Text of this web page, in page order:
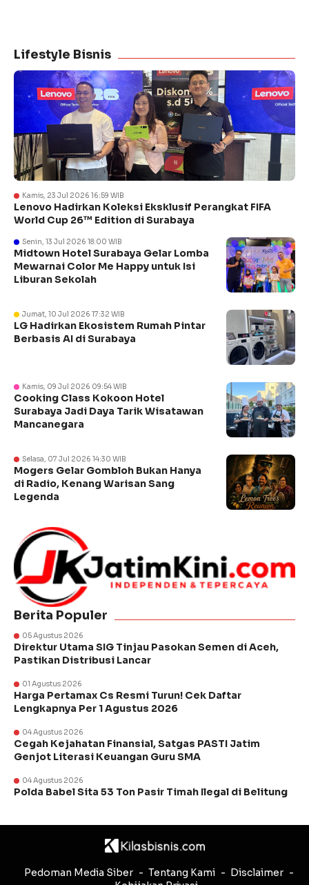
Lifestyle Bisnis
Kamis, 23 Jul 2026 16:59 WIB
Lenovo Hadirkan Koleksi Eksklusif Perangkat FIFA
World Cup 26™ Edition di Surabaya
Senin, 13 Jul 2026 18:00 WIB
Midtown Hotel Surabaya Gelar Lomba
Mewarnai Color Me Happy untuk Isi
Liburan Sekolah
Jumat, 10 Jul 2026 17:32 WIB
LG Hadirkan Ekosistem Rumah Pintar
Berbasis AI di Surabaya
Kamis, 09 Jul 2026 09:54 WIB
Cooking Class Kokoon Hotel
Surabaya Jadi Daya Tarik Wisatawan
Mancanegara
Selasa, 07 Jul 2026 14:30 WIB
Mogers Gelar Gombloh Bukan Hanya
di Radio, Kenang Warisan Sang
Legenda
Berita Populer
05 Agustus 2026
Direktur Utama SIG Tinjau Pasokan Semen di Aceh,
Pastikan Distribusi Lancar
01 Agustus 2026
Harga Pertamax Cs Resmi Turun! Cek Daftar
Lengkapnya Per 1 Agustus 2026
04 Agustus 2026
Cegah Kejahatan Finansial, Satgas PASTI Jatim
Genjot Literasi Keuangan Guru SMA
04 Agustus 2026
Polda Babel Sita 53 Ton Pasir Timah Ilegal di Belitung
Pedoman Media Siber Tentang Kami
Disclaimer